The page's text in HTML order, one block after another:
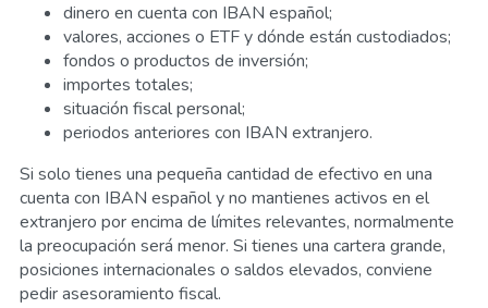
dinero en cuenta con IBAN español;
valores, acciones o ETF y dónde están custodiados;
fondos o productos de inversión;
importes totales;
situación fiscal personal;
periodos anteriores con IBAN extranjero.
Si solo tienes una pequeña cantidad de efectivo en una
cuenta con IBAN español y no mantienes activos en el
extranjero por encima de límites relevantes, normalmente
la preocupación será menor. Si tienes una cartera grande,
posiciones internacionales o saldos elevados, conviene
pedir asesoramiento fiscal.